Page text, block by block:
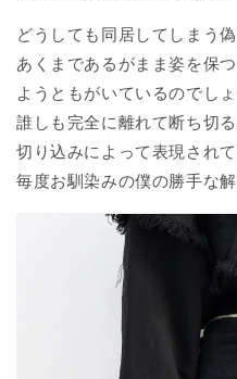
どうしても同居してしまう
あくまであるがまま姿を保
ようともがいているのでしょ
誰しも完全に離れて断ち切
切り込みによって表現され
毎度お馴染みの僕の勝手な